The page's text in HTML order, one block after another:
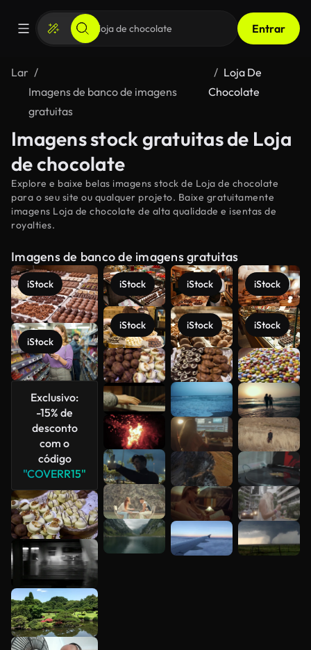
Entrar
Lar
Imagens de banco de imagens
gratuitas
Loja De
Chocolate
Imagens stock gratuitas de Loja
de chocolate
Explore e baixe belas imagens stock de Loja de chocolate
para o seu site ou qualquer projeto. Baixe gratuitamente
imagens Loja de chocolate de alta qualidade e isentas de
royalties.
Imagens de banco de imagens gratuitas
iStock
iStock
Exclusivo:
-15% de
desconto
com o
código
"COVERR15"
iStock
iStock
iStock
iStock
iStock
iStock
Veja mais